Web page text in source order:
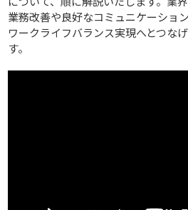
業務改善や良好なコミュニケーショ
ワークライフバランス実現へとつな
す。